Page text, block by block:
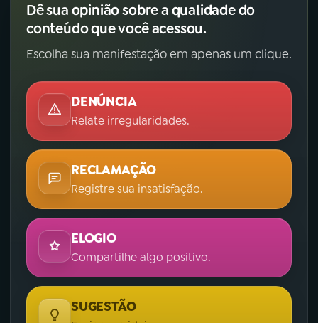
Dê sua opinião sobre a qualidade do
conteúdo que você acessou.
Escolha sua manifestação em apenas um clique.
DENÚNCIA
Relate irregularidades.
RECLAMAÇÃO
Registre sua insatisfação.
ELOGIO
Compartilhe algo positivo.
SUGESTÃO